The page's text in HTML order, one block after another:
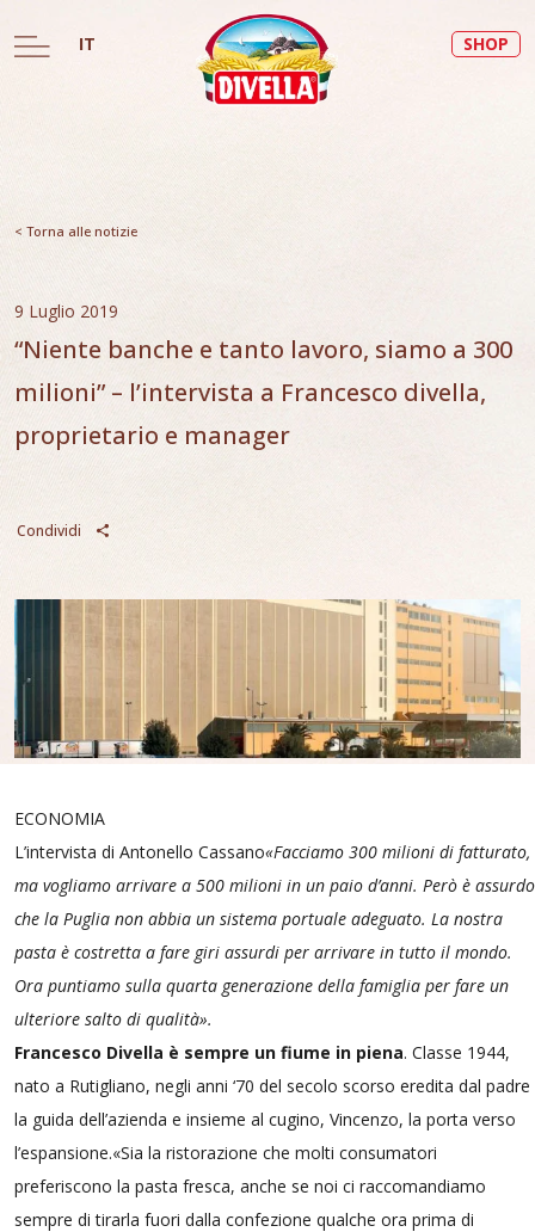
IT SHOP
< Torna alle notizie
9 Luglio 2019
“Niente banche e tanto lavoro, siamo a 300
milioni” – l’intervista a Francesco divella,
proprietario e manager
Condividi
ECONOMIA
L’intervista di Antonello Cassano«Facciamo 300 milioni di fatturato,
ma vogliamo arrivare a 500 milioni in un paio d’anni. Però è assurdo
che la Puglia non abbia un sistema portuale adeguato. La nostra
pasta è costretta a fare giri assurdi per arrivare in tutto il mondo.
Ora puntiamo sulla quarta generazione della famiglia per fare un
ulteriore salto di qualità».
Francesco Divella è sempre un fiume in piena. Classe 1944,
nato a Rutigliano, negli anni ‘70 del secolo scorso eredita dal padre
la guida dell’azienda e insieme al cugino, Vincenzo, la porta verso
l’espansione.«Sia la ristorazione che molti consumatori
preferiscono la pasta fresca, anche se noi ci raccomandiamo
sempre di tirarla fuori dalla confezione qualche ora prima di